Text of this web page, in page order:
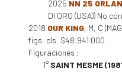
2025 NN 25
DI ORO (USA)) No
2018 OUR KING, M, C
figs. cls. $48.941.000
Figuraciones :
1° SAINT MESME